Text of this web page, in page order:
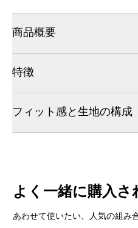
商品概要
特徴
フィット感と生地の構成
よく一緒に購入さ
あわせて使いたい、人気の組み